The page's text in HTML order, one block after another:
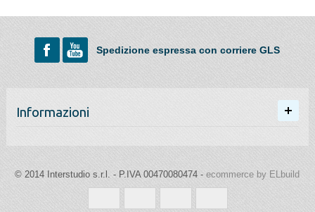
Spedizione espressa con corriere GLS
Informazioni
© 2014 Interstudio s.r.l. - P.IVA 00470080474 -ecommerce by ELbuild